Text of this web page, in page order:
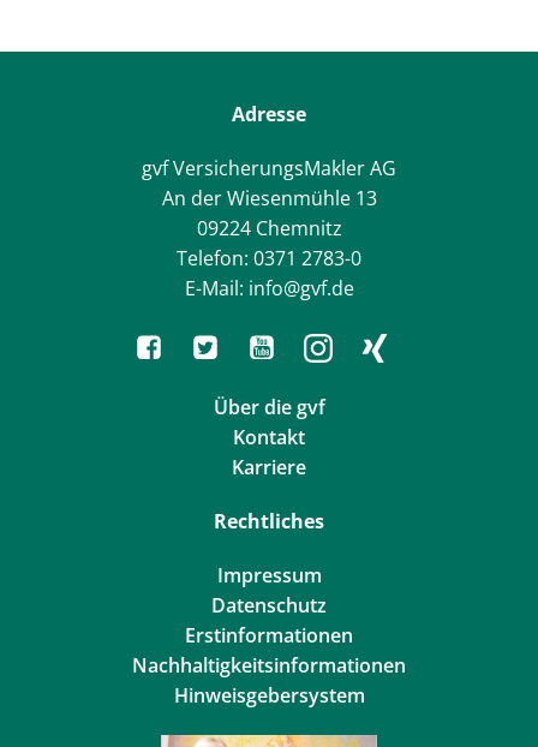
Adresse
gvf VersicherungsMakler AG
An der Wiesenmühle 13
09224 Chemnitz
Telefon: 0371 2783-0
E-Mail: info@gvf.de
Über die gvf
Kontakt
Karriere
Rechtliches
Impressum
Datenschutz
Erstinformationen
Nachhaltigkeitsinformationen
Hinweisgebersystem